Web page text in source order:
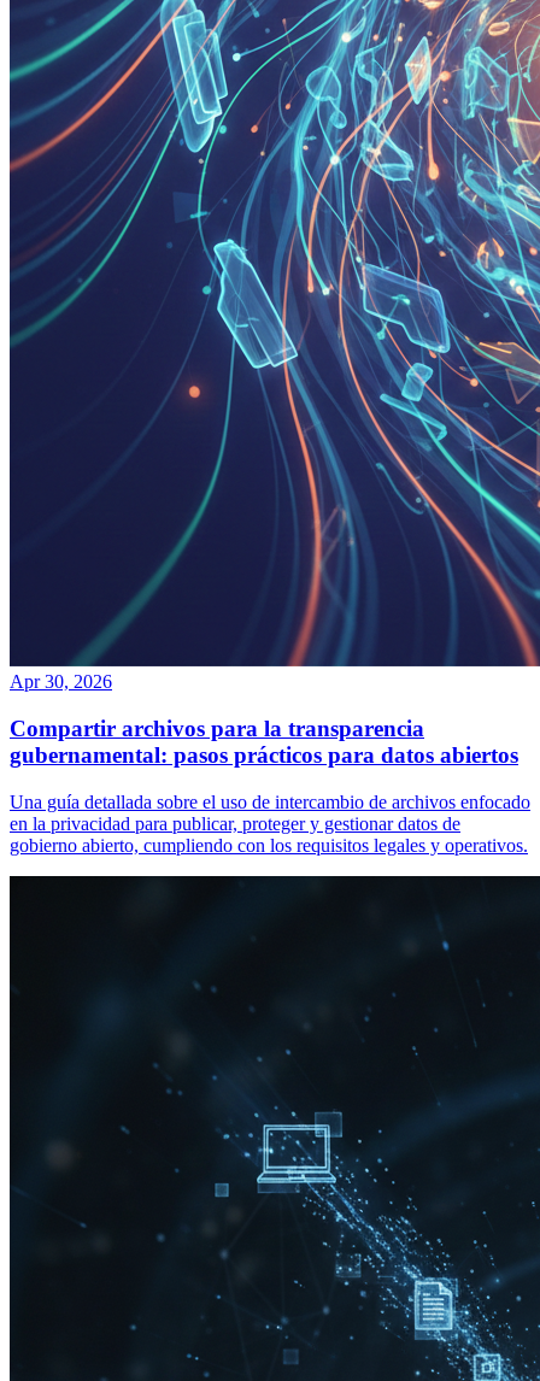
Apr 30, 2026
Compartir archivos para la transparencia
gubernamental: pasos prácticos para datos abiertos
Una guía detallada sobre el uso de intercambio de archivos enfocado
en la privacidad para publicar, proteger y gestionar datos de
gobierno abierto, cumpliendo con los requisitos legales y operativos.